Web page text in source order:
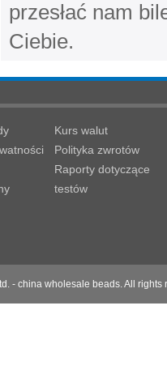
przesłać nam
Ciebie.
Kurs walut
Polityka zwrotów
Raporty dotyczące
testów
- china wholesale beads. All rights